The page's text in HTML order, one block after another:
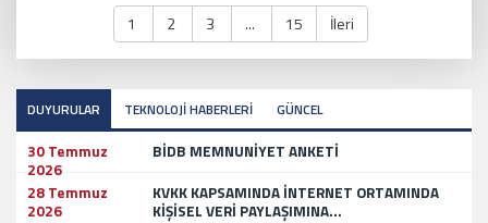
1 2 3 ... 15 İleri
DUYURULAR TEKNOLOJİ HABERLERİ GÜNCEL
30 Temmuz
2026
BİDB MEMNUNİYET ANKETİ
28 Temmuz
2026
KVKK KAPSAMINDA İNTERNET ORTAMINDA
KİŞİSEL VERİ PAYLAŞIMINA...